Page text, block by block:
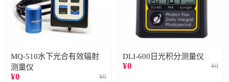
MQ-510水下光合有效辐射
测量仪
¥0 ¥0
DLI-600日光积分测量仪
¥0 ¥0